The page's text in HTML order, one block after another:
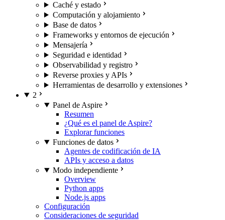
Caché y estado
Computación y alojamiento
Base de datos
Frameworks y entornos de ejecución
Mensajería
Seguridad e identidad
Observabilidad y registro
Reverse proxies y APIs
Herramientas de desarrollo y extensiones
2
Panel de Aspire
Resumen
¿Qué es el panel de Aspire?
Explorar funciones
Funciones de datos
Agentes de codificación de IA
APIs y acceso a datos
Modo independiente
Overview
Python apps
Node.js apps
Configuración
Consideraciones de seguridad